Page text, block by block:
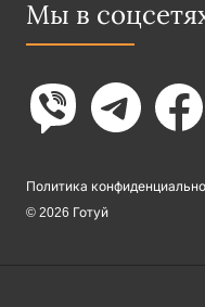
Мы в
Политика
© 2026 Готуй